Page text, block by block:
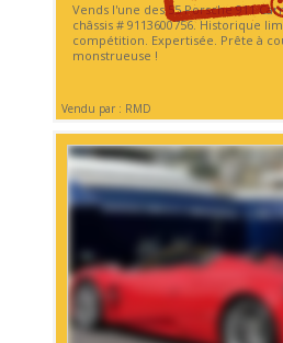
Vends l'une des 55 Porsche 911
châssis # 9113600756. Historique
compétition. Expertisée. Prête à
monstrueuse !
Vendu par : RMD